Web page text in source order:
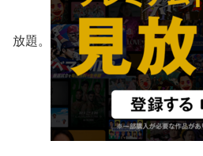
放題。